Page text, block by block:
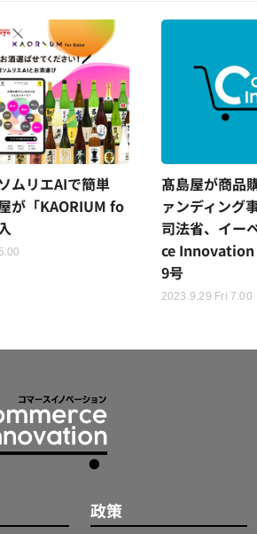
ムリエAIで簡単
が「KAORIUM fo
髙島屋が商品
ァンディング
司法省、イー
ce
9号
2023.9.29 Fri 7:00
政策